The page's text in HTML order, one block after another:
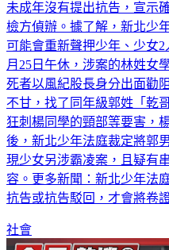
未成年沒有提出抗告，宣示
檢方偵辦。據了解，新北少
可能會重新聲押少年、少女2
月25日午休，涉案的林姓女
死者以風紀股長身分出面勸
不甘，找了同年級郭姓「乾
狂刺楊同學的頸部等要害，
後，新北少年法庭裁定將郭
現少女另涉霸凌案，且疑有
容。更多新聞：新北少年法
抗告或抗告駁回，才會將卷
社會